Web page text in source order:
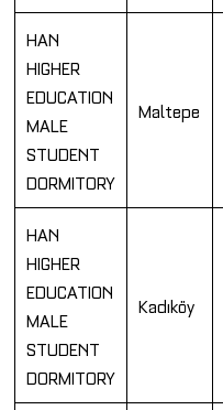
HAN
HIGHER
EDUCATION
MALE
STUDENT
DORMITORY
Maltepe
HAN
HIGHER
EDUCATION
MALE
STUDENT
DORMITORY
Kadıköy